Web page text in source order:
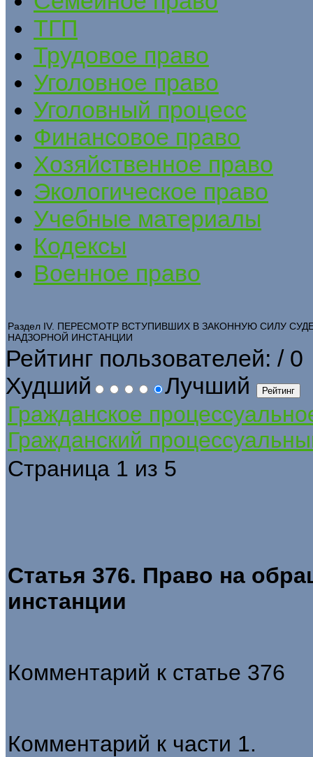
ТГП
Трудовое право
Уголовное право
Уголовный процесс
Финансовое право
Хозяйственное право
Экологическое право
Учебные материалы
Кодексы
Военное право
Раздел IV. ПЕРЕСМОТР ВСТУПИВШИХ В ЗАКОННУЮ СИЛУ
НАДЗОРНОЙ ИНСТАНЦИИ
Рейтинг пользователей: / 0
Худший
Лучший
Гражданское
Гражданский
Страница 1 из 5
Статья 376. Право на
инстанции
Комментарий к статье 376
Комментарий к части 1.